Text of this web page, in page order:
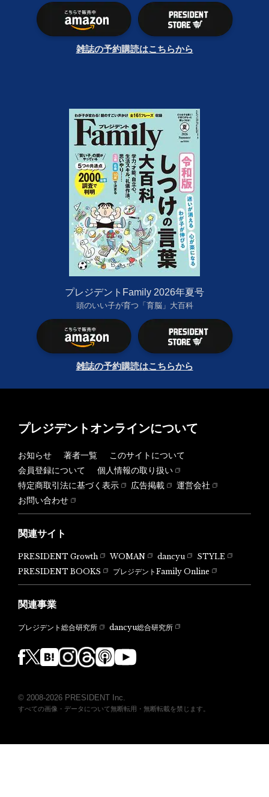
雑誌の予約購読はこちらから
プレジデントFamily 2026年夏号
頭のいい子が育つ「育脳」大百科
雑誌の予約購読はこちらから
プレジデントオンラインについて
お知らせ 著者一覧
このサイトについて
会員登録について
個人情報の取り扱い
特定商取引法に基づく表示
広告掲載
運営会社
お問い合わせ
関連サイト
PRESIDENT Growth WOMAN dancyu
STYLE
PRESIDENT BOOKS
プレジデントFamily Online
関連事業
プレジデント総合研究所 dancyu総合研究所
© 2008-2026 PRESIDENT Inc.
すべての画像・データについて無断転用・無断転載を禁じます。